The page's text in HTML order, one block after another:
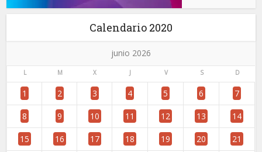
Calendario 2020
junio 2026
L M X J V S D
1 2 3 4 5 6 7
8 9 10 11 12 13 14
15 16 17 18 19 20 21